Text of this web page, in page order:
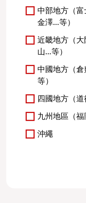
中部地方（富
金澤…等）
近畿地方（
山…等）
中國地方（
等）
四國地方（
九州地區（
沖繩